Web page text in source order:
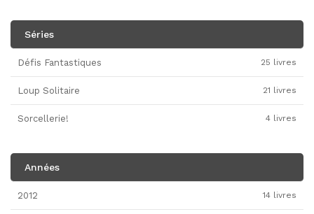
Séries
Défis Fantastiques 25 livres
Loup Solitaire 21 livres
Sorcellerie! 4 livres
Années
2012 14 livres